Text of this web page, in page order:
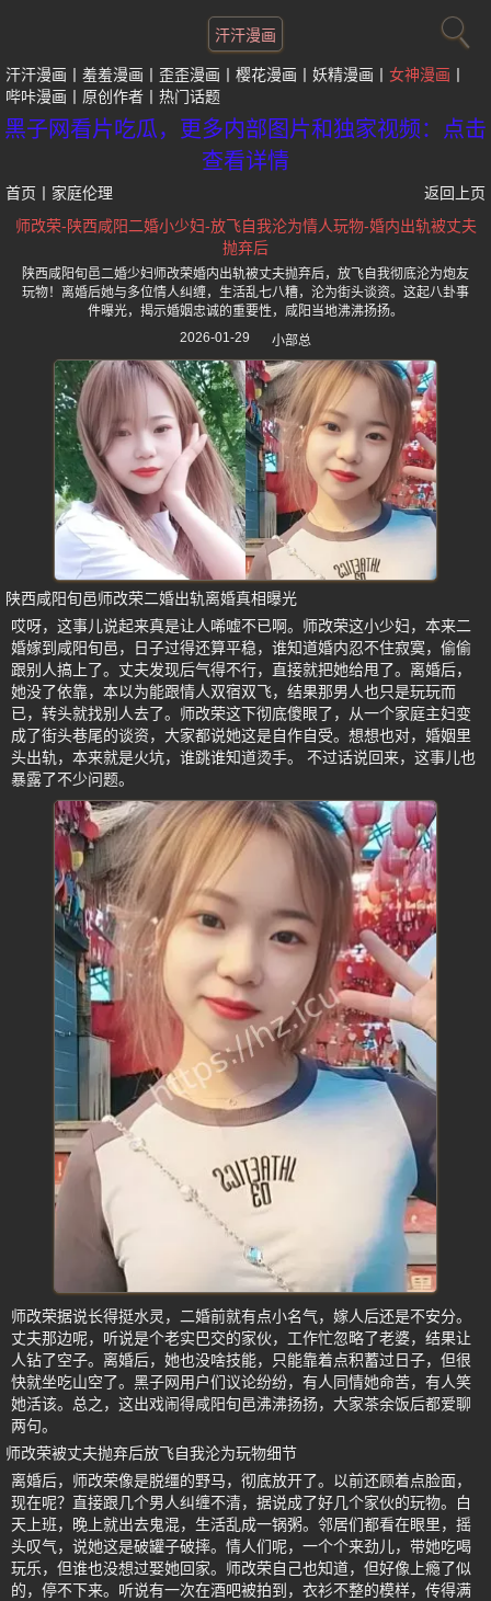
汗汗漫画
汗汗漫画 羞羞漫画 歪歪漫画 樱花漫画 妖精漫画
女神漫画
哔咔漫画
原创作者 热门话题
黑子网看片吃瓜，更多内部图片和独家视频：点击
查看详情
首页 家庭伦理
返回上页
师改荣-陕西咸阳二婚小少妇-放飞自我沦为情人玩物-婚内出轨被丈夫
抛弃后
陕西咸阳旬邑二婚少妇师改荣婚内出轨被丈夫抛弃后，放飞自我彻底沦为炮友
玩物！离婚后她与多位情人纠缠，生活乱七八糟，沦为街头谈资。这起八卦事
件曝光，揭示婚姻忠诚的重要性，咸阳当地沸沸扬扬。
2026-01-29
小部总
陕西咸阳旬邑师改荣二婚出轨离婚真相曝光
哎呀，这事儿说起来真是让人唏嘘不已啊。师改荣这小少妇，本来二
婚嫁到咸阳旬邑，日子过得还算平稳，谁知道婚内忍不住寂寞，偷偷
跟别人搞上了。丈夫发现后气得不行，直接就把她给甩了。离婚后，
她没了依靠，本以为能跟情人双宿双飞，结果那男人也只是玩玩而
已，转头就找别人去了。师改荣这下彻底傻眼了，从一个家庭主妇变
成了街头巷尾的谈资，大家都说她这是自作自受。想想也对，婚姻里
头出轨，本来就是火坑，谁跳谁知道烫手。 不过话说回来，这事儿也
暴露了不少问题。
师改荣据说长得挺水灵，二婚前就有点小名气，嫁人后还是不安分。
丈夫那边呢，听说是个老实巴交的家伙，工作忙忽略了老婆，结果让
人钻了空子。离婚后，她也没啥技能，只能靠着点积蓄过日子，但很
快就坐吃山空了。黑子网用户们议论纷纷，有人同情她命苦，有人笑
她活该。总之，这出戏闹得咸阳旬邑沸沸扬扬，大家茶余饭后都爱聊
两句。
师改荣被丈夫抛弃后放飞自我沦为玩物细节
离婚后，师改荣像是脱缰的野马，彻底放开了。以前还顾着点脸面，
现在呢？直接跟几个男人纠缠不清，据说成了好几个家伙的玩物。白
天上班，晚上就出去鬼混，生活乱成一锅粥。邻居们都看在眼里，摇
头叹气，说她这是破罐子破摔。情人们呢，一个个来劲儿，带她吃喝
玩乐，但谁也没想过娶她回家。师改荣自己也知道，但好像上瘾了似
的，停不下来。听说有一次在酒吧被拍到，衣衫不整的模样，传得满